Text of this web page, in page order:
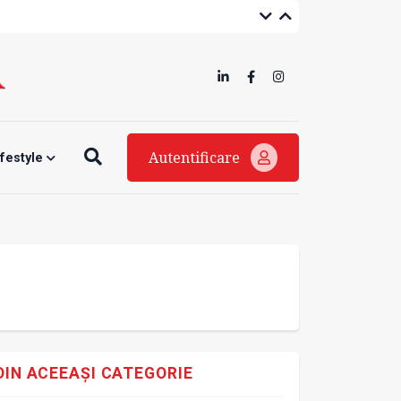
Autentificare
ACEEAȘI CATEGORIE